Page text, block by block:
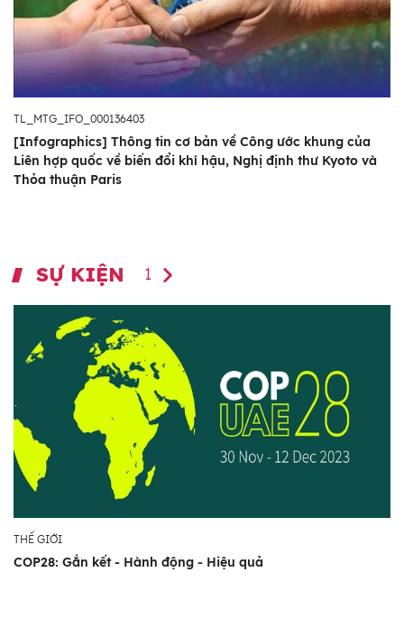
TL_MTG_IFO_000136403
[Infographics] Thông tin cơ bản về Công ước khung của
Liên hợp quốc về biến đổi khí hậu, Nghị định thư Kyoto và
Thỏa thuận Paris
SỰ KIỆN 1
THẾ GIỚI
COP28: Gắn kết - Hành động - Hiệu quả